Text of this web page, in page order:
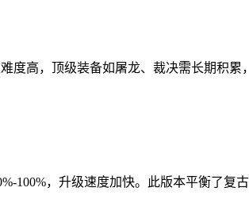
度高，顶级装备如屠龙、裁决需长期积
100%，升级速度加快。此版本平衡了复